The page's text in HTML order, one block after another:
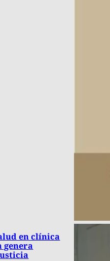
en clínica
genera